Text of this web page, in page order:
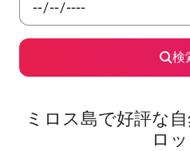
検
ミロス島で好評な
ロ